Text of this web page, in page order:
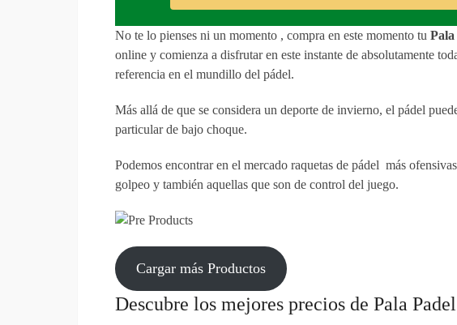
No te lo pienses ni un momento , compra en este momento tu
online y comienza a disfrutar en este instante de absolutamente
referencia en el mundillo del pádel.
Más allá de que se considera un deporte de invierno, el pádel
particular de bajo choque.
Podemos encontrar en el mercado raquetas de pádel más
golpeo y también aquellas que son de control del juego.
Cargar más Productos
Descubre los mejores precios de Pala